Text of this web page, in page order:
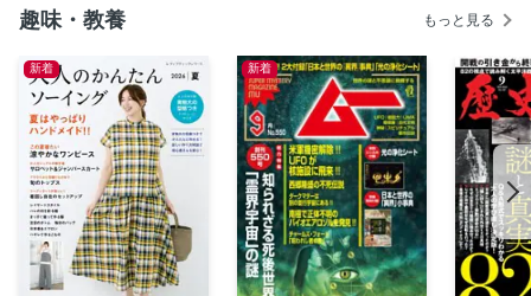
みのサポート体制がつくれる
が決して「あてにしすぎない」こと
【在宅死のポイント８】ひとり暮らしでも施設や病院に入ら
ず在宅死を選ぶことはできる
【在宅死のポイント９】早めに信頼できるかかりつけ医や訪
問診療を行っている在宅医を探す
【在宅死のポイント１０】自宅で看取る家族にとっても納得
ができる最期であることが大切
<Column> 在宅医が患者さんや家族から感じたこと
趣味・教養 もっと見る
新着 新着